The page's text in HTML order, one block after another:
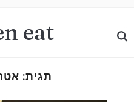
eat
תגית: